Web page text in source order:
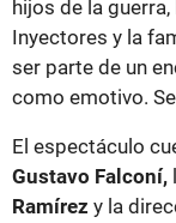
hijos de la
Inyectores y la
ser parte de un
como emotivo.
El espectáculo
Gustavo Falconí,
Ramírez y la